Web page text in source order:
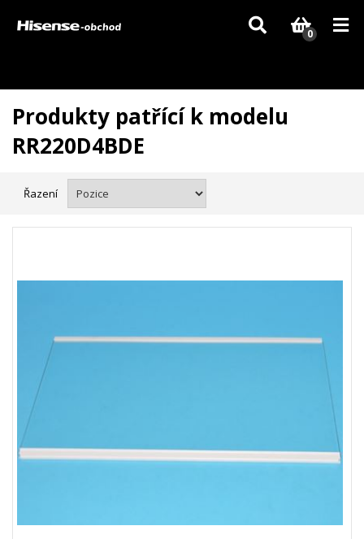
Vzhledem k aktuální situaci se může dodání dílů, které nejsou skladem,
zpozdit. Děkujeme za pochopení.
0
Produkty patřící k modelu
RR220D4BDE
Řazení